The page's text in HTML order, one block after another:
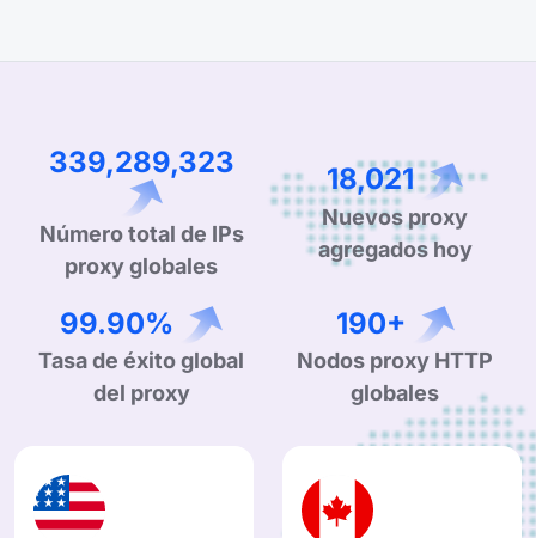
339,289,323
Número total de IPs
proxy globales
18,021
Nuevos proxy
agregados hoy
99.90%
Tasa de éxito global
del proxy
190+
Nodos proxy HTTP
globales